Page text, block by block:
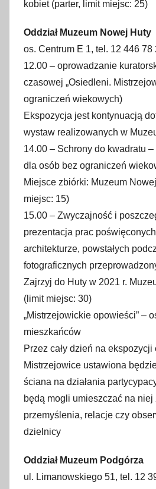
kobiet (parter, limit miejsc: 25)
Oddział Muzeum Nowej Huty
os. Centrum E 1, tel. 12 446 78
12.00 – oprowadzanie
czasowej „Osiedleni.
ograniczeń wiekowych)
Ekspozycja jest kontynuacją
wystaw realizowanych w
14.00 – Schrony do kwadratu
dla osób bez ograniczeń
Miejsce zbiórki: Muzeum
miejsc: 15)
15.00 – Zwyczajność i
prezentacja prac
architekturze, powstałych
fotograficznych
Zajrzyj do Huty w 2021 r.
(limit miejsc: 30)
„Mistrzejowickie opowieści” –
mieszkańców
Przez cały dzień na
Mistrzejowice ustawiona
ściana na działania
będą mogli umieszczać na niej
przemyślenia, relacje czy
dzielnicy
Oddział Muzeum Podgórza
ul. Limanowskiego 51, tel. 12